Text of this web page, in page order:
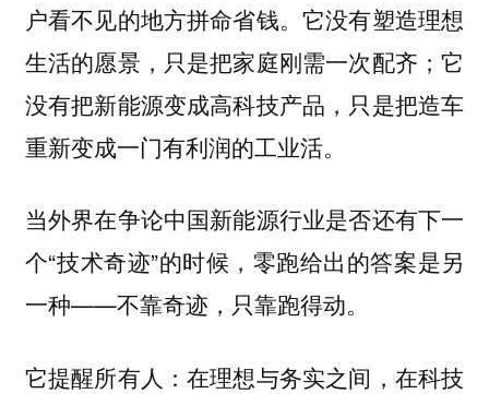
户看不见的地方拼命省钱。它没有塑造理想
生活的愿景，只是把家庭刚需一次配齐；它
没有把新能源变成高科技产品，只是把造车
重新变成一门有利润的工业活。
当外界在争论中国新能源行业是否还有下一
个“技术奇迹”的时候，零跑给出的答案是另
一种——不靠奇迹，只靠跑得动。
它提醒所有人：在理想与务实之间，在科技